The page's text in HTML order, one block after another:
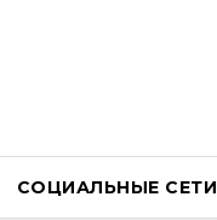
СОЦИАЛЬНЫЕ СЕТИ